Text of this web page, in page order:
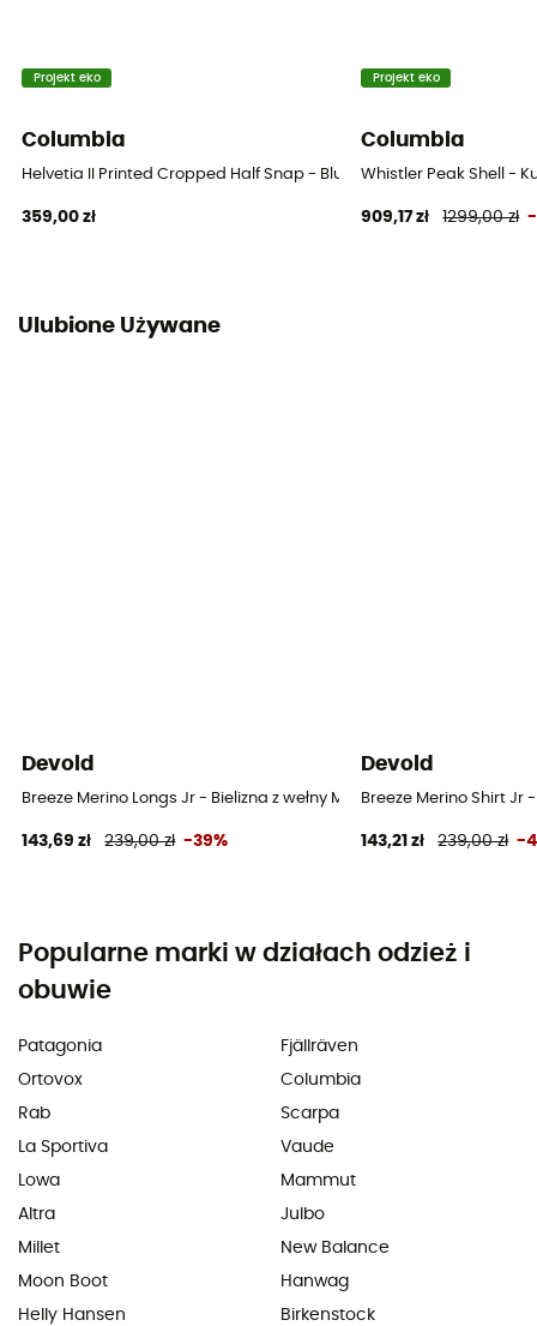
Projekt eko
Columbia
Helvetia II Printed Cropped Half Snap - Bluza polarowa damska
359,00 zł
Projekt eko
Columbia
Whistler Peak Shell -
909,17 zł 1299,00 zł -
Ulubione Używane
Devold
Breeze Merino Longs Jr - Bielizna z wełny Merino® dziecięca
143,69 zł 239,00 zł -39%
Devold
Breeze Merino Shirt Jr
143,21 zł 239,00 zł -
Popularne marki w działach odzież i
obuwie
Patagonia
Ortovox
Rab
La Sportiva
Lowa
Altra
Millet
Moon Boot
Helly Hansen
Fjällräven
Columbia
Scarpa
Vaude
Mammut
Julbo
New Balance
Hanwag
Birkenstock